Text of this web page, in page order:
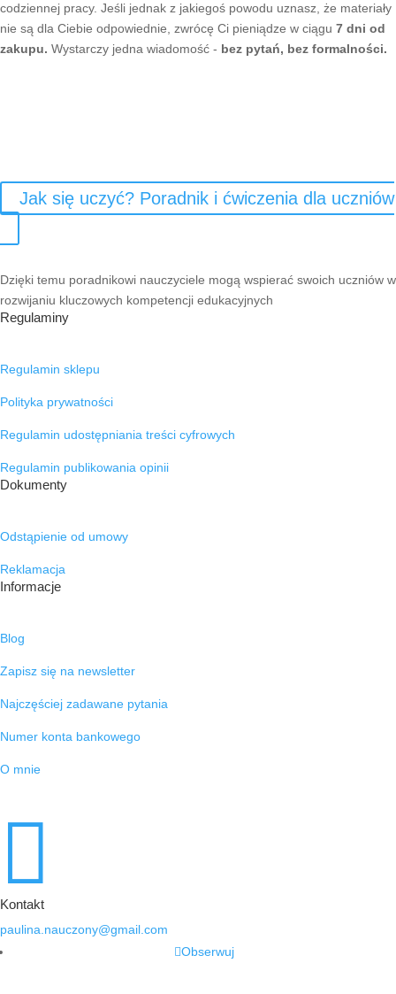
codziennej pracy. Jeśli jednak z jakiegoś powodu uznasz, że materiały
nie są dla Ciebie odpowiednie, zwrócę Ci pieniądze w ciągu 7 dni od
zakupu. Wystarczy jedna wiadomość - bez pytań, bez formalności.
Jak się uczyć? Poradnik i ćwiczenia dla uczniów
Dzięki temu poradnikowi nauczyciele mogą wspierać swoich uczniów w
rozwijaniu kluczowych kompetencji edukacyjnych
Regulaminy
Regulamin sklepu
Polityka prywatności
Regulamin udostępniania treści cyfrowych
Regulamin publikowania opinii
Dokumenty
Odstąpienie od umowy
Reklamacja
Informacje
Blog
Zapisz się na newsletter
Najczęściej zadawane pytania
Numer konta bankowego
O mnie

Kontakt
paulina.nauczony@gmail.com
Obserwuj